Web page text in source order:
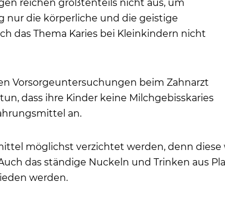
reichen größtenteils nicht aus, um
nur die körperliche und die geistige
das Thema Karies bei Kleinkindern nicht
Vorsorgeuntersuchungen beim Zahnarzt
dass ihre Kinder keine Milchgebisskaries
an.
möglichst verzichtet werden, denn
das ständige Nuckeln und Trinken aus
werden.